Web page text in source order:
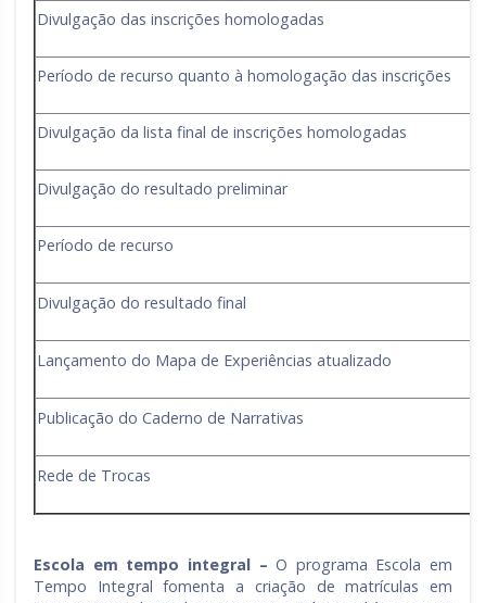
Divulgação das inscrições homologadas
Período de recurso quanto à homologação das inscrições
Divulgação da lista final de inscrições homologadas
Divulgação do resultado preliminar
Período de recurso
Divulgação do resultado final
Lançamento do Mapa de Experiências atualizado
Publicação do Caderno de Narrativas
Rede de Trocas
Escola em tempo integral –O programa Escola em
Tempo Integral fomenta a criação de matrículas em